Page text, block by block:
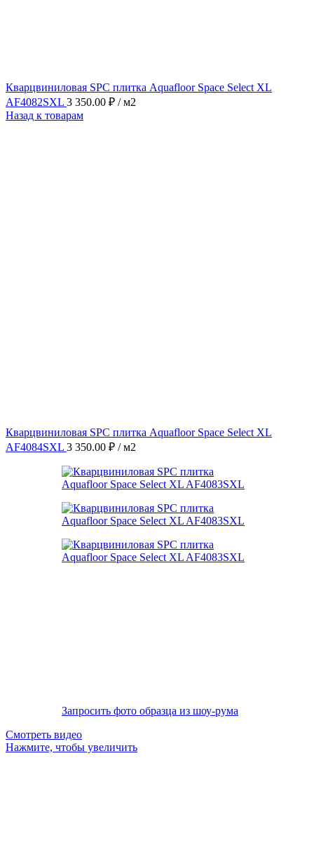
Кварцвиниловая SPC плитка Aquafloor Space Select XL
AF4082SXL 3 350.00 ₽ / м2
Назад к товарам
Кварцвиниловая SPC плитка Aquafloor Space Select XL
AF4084SXL 3 350.00 ₽ / м2
Запросить фото образца из шоу-рума
Смотреть видео
Нажмите, чтобы увеличить